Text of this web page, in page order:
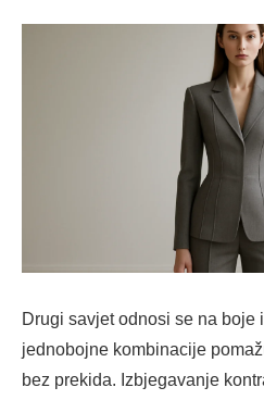
Drugi savjet odnosi se na boje
jednobojne kombinacije
bez prekida. Izbjegavanje